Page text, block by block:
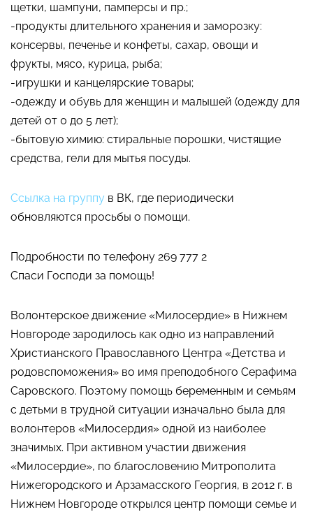
щетки, шампуни, памперсы и пр.;
-продукты длительного хранения и заморозку:
консервы, печенье и конфеты, сахар, овощи и
фрукты, мясо, курица, рыба;
-игрушки и канцелярские товары;
-одежду и обувь для женщин и малышей (одежду для
детей от 0 до 5 лет);
-бытовую химию: стиральные порошки, чистящие
средства, гели для мытья посуды.
Ссылка на группу в ВК, где периодически
обновляются просьбы о помощи.
Подробности по телефону 269 777 2
Спаси Господи за помощь!
Волонтерское движение «Милосердие» в Нижнем
Новгороде зародилось как одно из направлений
Христианского Православного Центра «Детства и
родовспоможения» во имя преподобного Серафима
Саровского. Поэтому помощь беременным и семьям
с детьми в трудной ситуации изначально была для
волонтеров «Милосердия» одной из наиболее
значимых. При активном участии движения
«Милосердие», по благословению Митрополита
Нижегородского и Арзамасского Георгия, в 2012 г. в
Нижнем Новгороде открылся центр помощи семье и